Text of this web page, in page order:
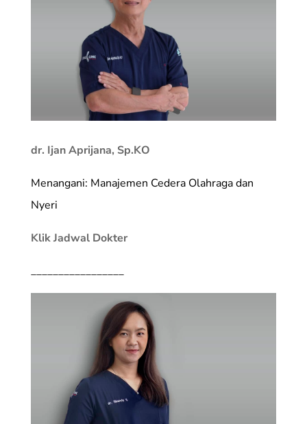
dr. Ijan Aprijana, Sp.KO
Menangani: Manajemen Cedera Olahraga dan
Nyeri
Klik Jadwal Dokter
_________________